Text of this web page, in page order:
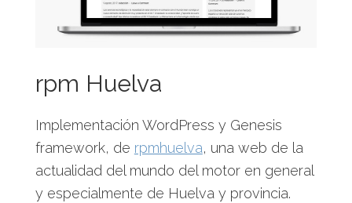
rpm Huelva
Implementación WordPress y Genesis
framework, de rpmhuelva, una web de la
actualidad del mundo del motor en general
y especialmente de Huelva y provincia.